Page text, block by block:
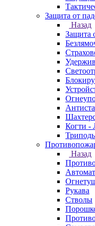
Защита от
Назад
Защита
Когти -
Назад
Рукава
Стволы